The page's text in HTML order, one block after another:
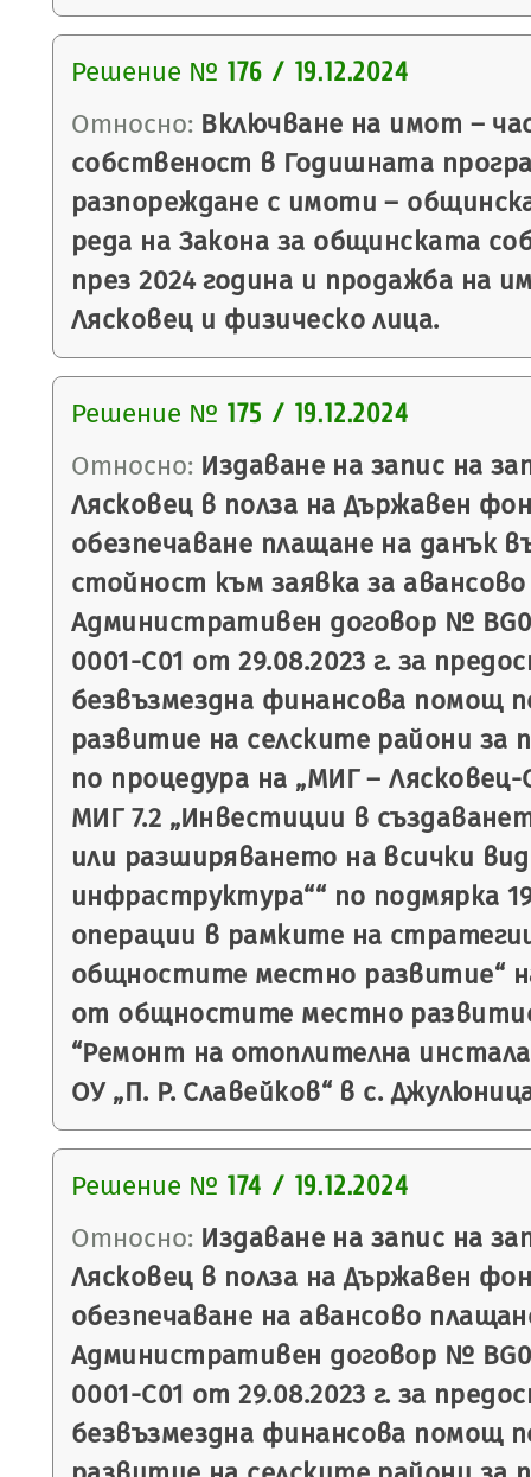
Решение № 176 / 19.12.2024
Относно: Включване на имот –
собственост в Годишната
разпореждане с имоти –
реда на Закона за общинската
през 2024 година и продажба на
Лясковец и физическо лица.
Решение № 175 / 19.12.2024
Относно: Издаване на запис на
Лясковец в полза на Държавен
обезпечаване плащане на данък
стойност към заявка за
Административен договор №
0001-C01 от 29.08.2023 г. за
безвъзмездна финансова помощ
развитие на селските райони за
по процедура на „МИГ –
МИГ 7.2 „Инвестиции в
или разширяването на всички
инфраструктура““ по подмярка
операции в рамките на
общностите местно развитие“
от общностите местно
“Ремонт на отоплителна
ОУ „П. Р. Славейков“ в с.
Решение № 174 / 19.12.2024
Относно: Издаване на запис на
Лясковец в полза на Държавен
обезпечаване на авансово
Административен договор №
0001-C01 от 29.08.2023 г. за
безвъзмездна финансова помощ